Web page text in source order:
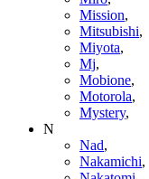
Mission,
Mitsubishi,
Miyota,
Mj,
Mobione,
Motorola,
Mystery,
N
Nad,
Nakamichi,